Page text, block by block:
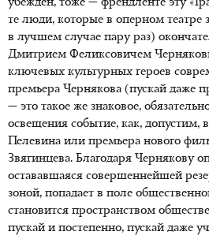
убежден, тоже — френдленте эту
те люди, которые в оперном театре
в лучшем случае пару раз)
Дмитрием Феликсовичем
ключевых культурных героев
премьера Чернякова (пускай даже
— это такое же знаковое,
освещения событие, как, допустим,
Пелевина или премьера нового
Звягинцева. Благодаря Чернякову
остававшаяся совершеннейшей
зоной, попадает в поле
становится пространством
пускай и постепенно, пускай даже